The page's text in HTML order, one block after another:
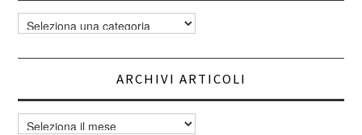
Categorie
articoli
ARCHIVI ARTICOLI
Archivi